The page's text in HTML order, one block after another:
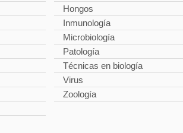
Hongos
Inmunología
Microbiología
Patología
Técnicas en biología
Virus
Zoología